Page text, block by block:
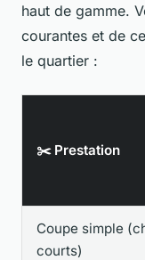
haut de gamme.
courantes et de
le quartier :
✂️ Prestation
Coupe simple
courts)